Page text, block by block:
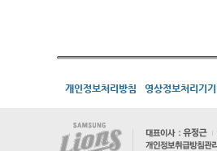
개인정보처리방침 영상정보처리기